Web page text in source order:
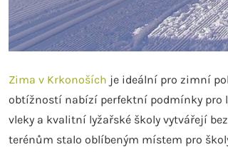
Zima v Krkonoších je ideální pro zimní
obtížností nabízí perfektní podmínky pro
vleky a kvalitní lyžařské školy vytvářejí
terénům stalo oblíbeným místem pro